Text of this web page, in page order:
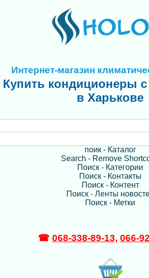
Интернет-магазин
Купить кондиционеры с
в Харькове
поик - Каталог
Search - Remove
Поиск - Категории
Поиск - Контакты
Поиск - Контент
Поиск - Ленты
Поиск - Метки
☎ 068-338-89-13, 066-